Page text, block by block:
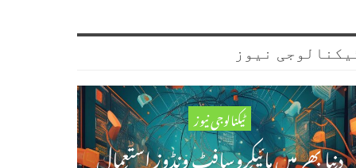
نیوز
ٹیکنالوجی نیوز
دنیا بھر میں مائیکروسافٹ ونڈوز استعمال